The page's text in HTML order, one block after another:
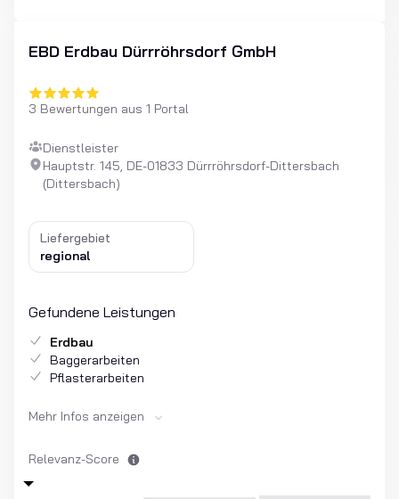
EBD Erdbau Dürrröhrsdorf GmbH
3 Bewertungen aus 1 Portal
Dienstleister
Hauptstr. 145, DE-01833 Dürrröhrsdorf-Dittersbach
(Dittersbach)
Liefergebiet
regional
Gefundene Leistungen
Erdbau
Baggerarbeiten
Pflasterarbeiten
Mehr Infos anzeigen
Relevanz-Score